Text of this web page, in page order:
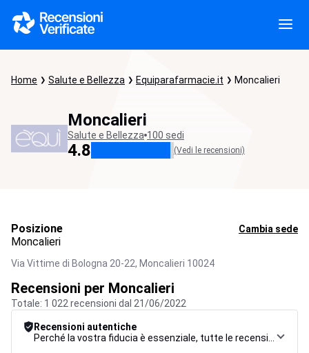
Home Salute e Bellezza Equiparafarmacie.it Moncalieri
Moncalieri
Salute e Bellezza 100 sedi
4.8 (Vedi le recensioni)
Posizione Cambia sede
Moncalieri
Via Vittime di Bologna 20-22, Moncalieri 10024
Recensioni per Moncalieri
Totale: 1 022 recensioni dal 21/06/2022
Recensioni autentiche